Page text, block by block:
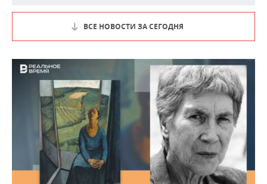
ВСЕ НОВОСТИ ЗА СЕГОДНЯ